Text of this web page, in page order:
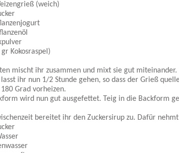
(weich)
Kokosraspel)
mischt ihr zusammen und mixt sie gut miteinander.
lasst ihr nun 1/2 Stunde gehen, so dass der Grieß
Grad vorheizen.
wird nun gut ausgefettet. Teig in die Backform
bereitet ihr den Zuckersirup zu. Dafür